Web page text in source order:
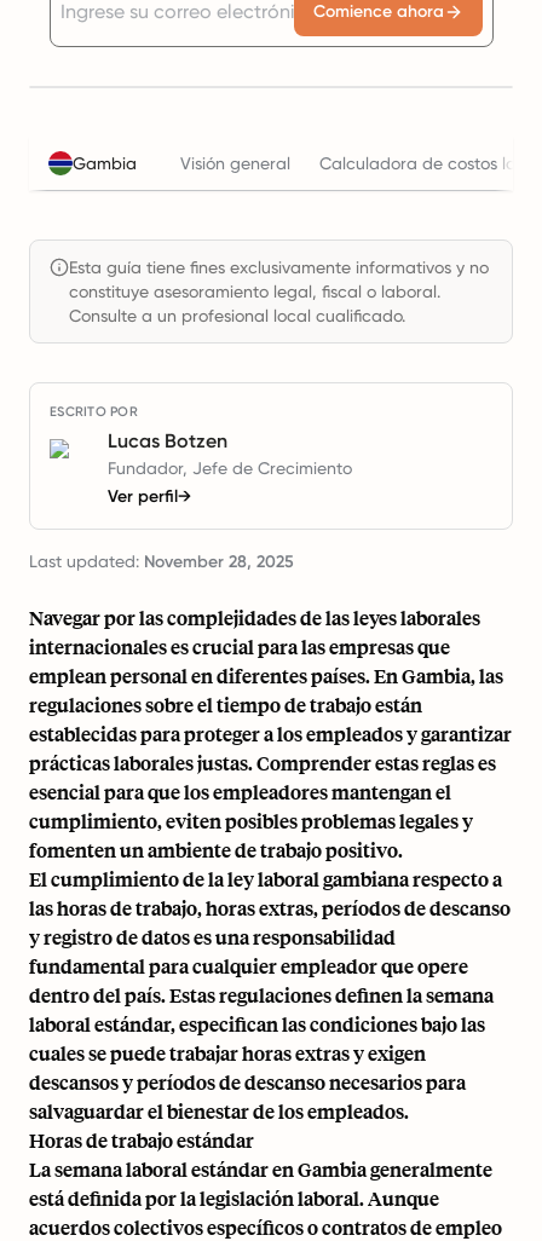
Comience ahora
Gambia Visión general Calculadora de costos
Esta guía tiene fines exclusivamente informativos y no
constituye asesoramiento legal, fiscal o laboral.
Consulte a un profesional local cualificado.
ESCRITO POR
Lucas Botzen
Fundador, Jefe de Crecimiento
Ver perfil→
Last updated: November 28, 2025
Navegar por las complejidades de las leyes laborales
internacionales es crucial para las empresas que
emplean personal en diferentes países. En Gambia, las
regulaciones sobre el tiempo de trabajo están
establecidas para proteger a los empleados y garantizar
prácticas laborales justas. Comprender estas reglas es
esencial para que los empleadores mantengan el
cumplimiento, eviten posibles problemas legales y
fomenten un ambiente de trabajo positivo.
El cumplimiento de la ley laboral gambiana respecto a
las horas de trabajo, horas extras, períodos de descanso
y registro de datos es una responsabilidad
fundamental para cualquier empleador que opere
dentro del país. Estas regulaciones definen la semana
laboral estándar, especifican las condiciones bajo las
cuales se puede trabajar horas extras y exigen
descansos y períodos de descanso necesarios para
salvaguardar el bienestar de los empleados.
Horas de trabajo estándar
La semana laboral estándar en Gambia generalmente
está definida por la legislación laboral. Aunque
acuerdos colectivos específicos o contratos de empleo